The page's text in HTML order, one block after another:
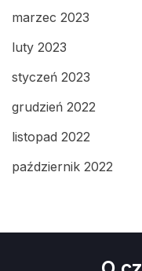
marzec 2023
luty 2023
styczeń 2023
grudzień 2022
listopad 2022
październik 2022